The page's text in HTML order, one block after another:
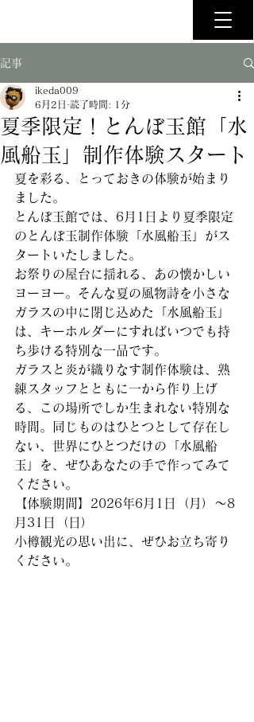
記事
夏季限定！とんぼ玉館「水
風船玉」制作体験スタート
ikeda009
6月2日 読了時間: 1分
夏を彩る、とっておきの体験が始まり
ました。
とんぼ玉館では、6月1日より夏季限定
のとんぼ玉制作体験「水風船玉」がス
タートいたしました。
お祭りの屋台に揺れる、あの懐かしい
ヨーヨー。そんな夏の風物詩を小さな
ガラスの中に閉じ込めた「水風船玉」
は、キーホルダーにすればいつでも持
ち歩ける特別な一品です。
ガラスと炎が織りなす制作体験は、熟
練スタッフとともに一から作り上げ
る、この場所でしか生まれない特別な
時間。同じものはひとつとして存在し
ない、世界にひとつだけの「水風船
玉」を、ぜひあなたの手で作ってみて
ください。
【体験期間】2026年6月1日（月）〜8
月31日（日）
小樽観光の思い出に、ぜひお立ち寄り
ください。